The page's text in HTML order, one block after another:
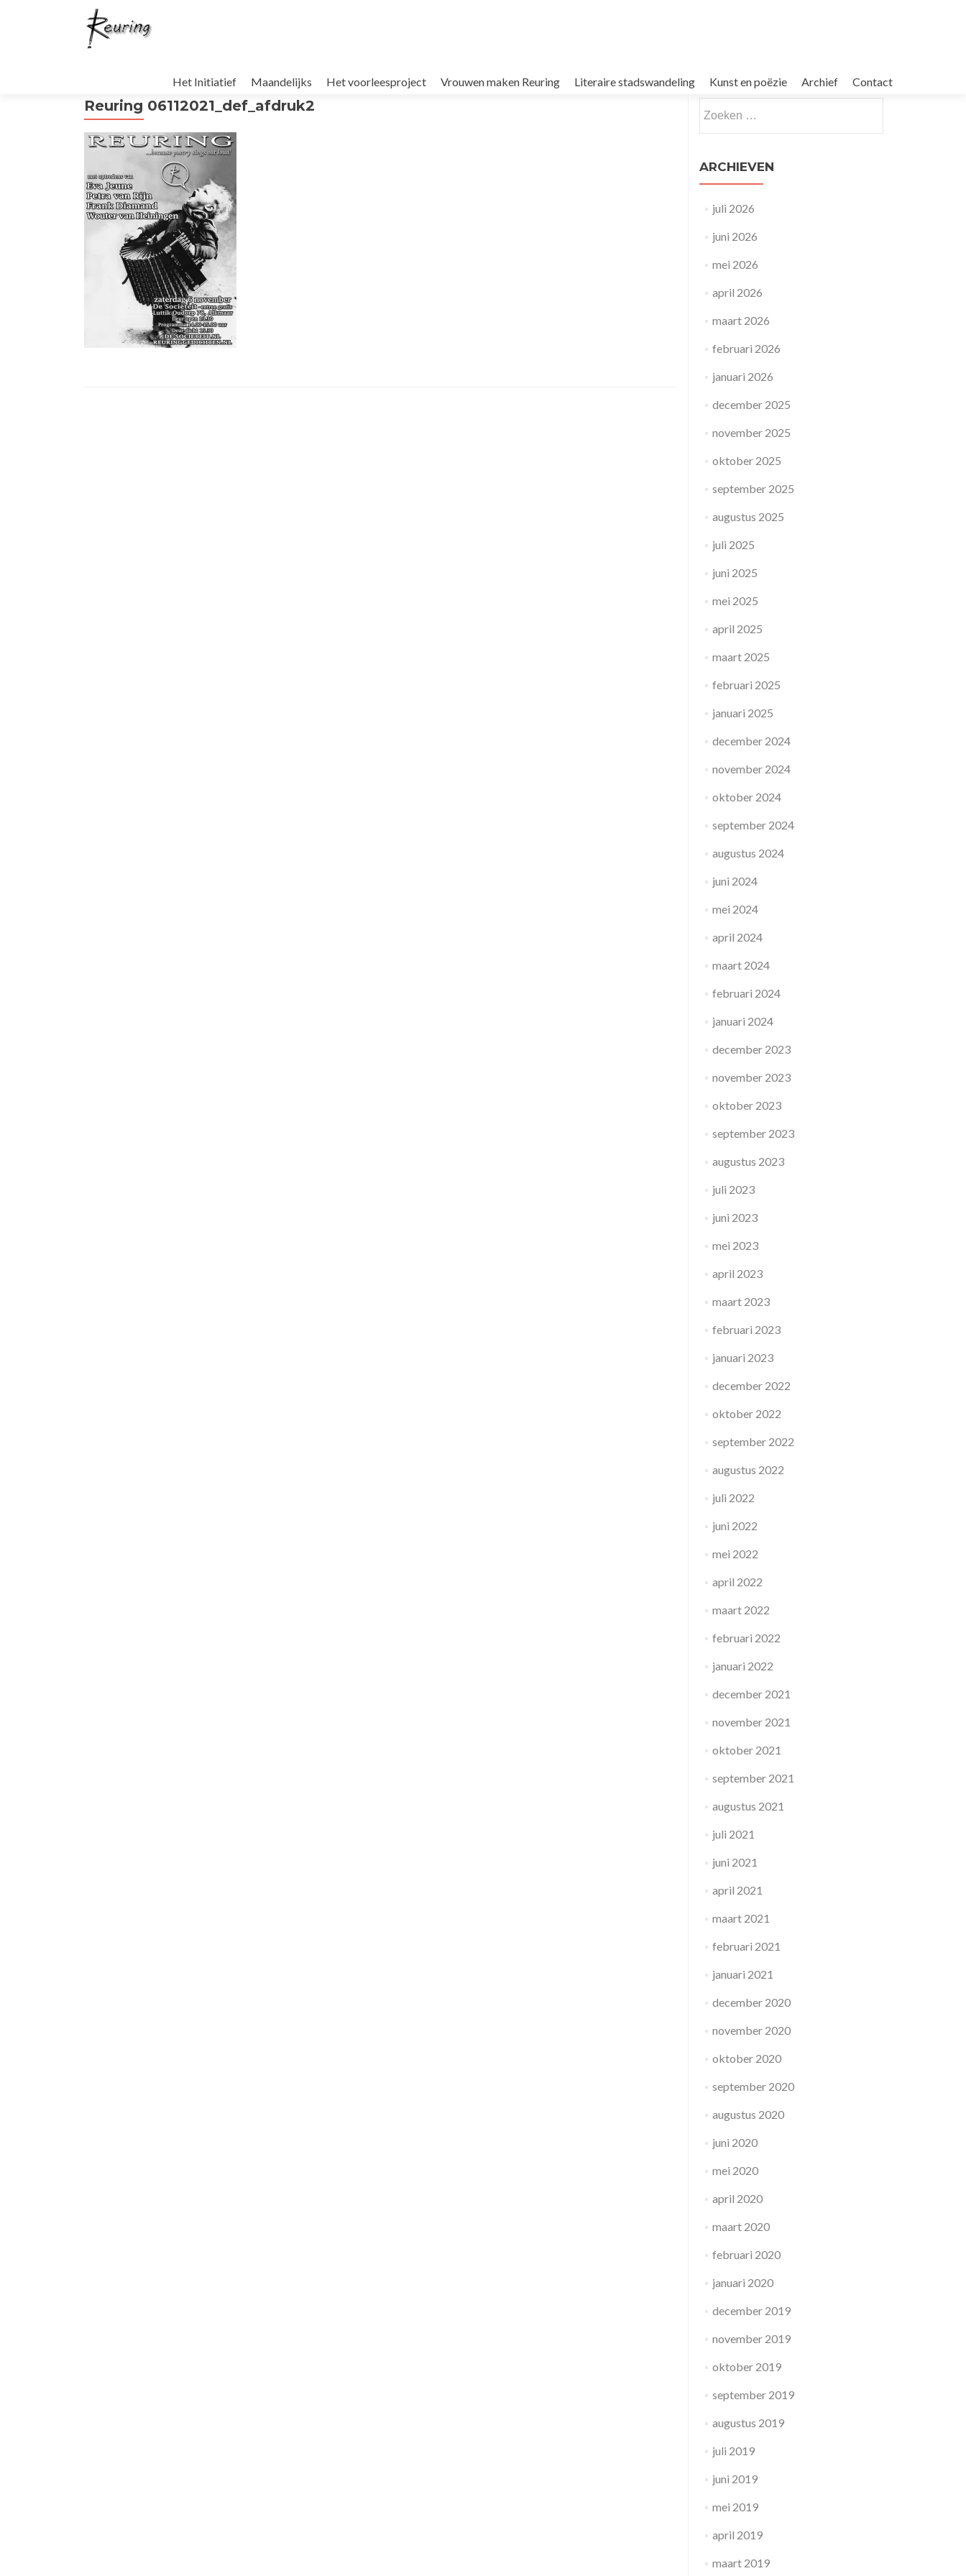
de
springen
Het Initiatief Maandelijks Het voorleesproject Vrouwen maken Reuring Literaire stadswandeling Kunst en poëzie Archief Contact
Reuring 06112021_def_afdruk2
naar:
ARCHIEVEN
juli 2026
juni 2026
mei 2026
april 2026
maart 2026
februari 2026
januari 2026
december 2025
november 2025
oktober 2025
september 2025
augustus 2025
juli 2025
juni 2025
mei 2025
april 2025
maart 2025
februari 2025
januari 2025
december 2024
november 2024
oktober 2024
september 2024
augustus 2024
juni 2024
mei 2024
april 2024
maart 2024
februari 2024
januari 2024
december 2023
november 2023
oktober 2023
september 2023
augustus 2023
juli 2023
juni 2023
mei 2023
april 2023
maart 2023
februari 2023
januari 2023
december 2022
oktober 2022
september 2022
augustus 2022
juli 2022
juni 2022
mei 2022
april 2022
maart 2022
februari 2022
januari 2022
december 2021
november 2021
oktober 2021
september 2021
augustus 2021
juli 2021
juni 2021
april 2021
maart 2021
februari 2021
januari 2021
december 2020
november 2020
oktober 2020
september 2020
augustus 2020
juni 2020
mei 2020
april 2020
maart 2020
februari 2020
januari 2020
december 2019
november 2019
oktober 2019
september 2019
augustus 2019
juli 2019
juni 2019
mei 2019
april 2019
maart 2019